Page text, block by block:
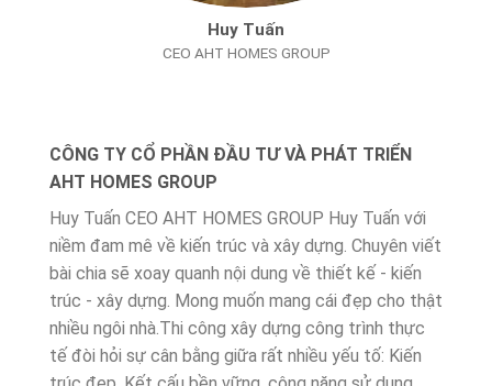
Huy Tuấn
CEO AHT HOMES GROUP
CÔNG TY CỔ PHẦN ĐẦU TƯ VÀ PHÁT TRIỂN
AHT HOMES GROUP
Huy Tuấn CEO AHT HOMES GROUP Huy Tuấn với
niềm đam mê về kiến trúc và xây dựng. Chuyên viết
bài chia sẽ xoay quanh nội dung về thiết kế - kiến
trúc - xây dựng. Mong muốn mang cái đẹp cho thật
nhiều ngôi nhà.Thi công xây dựng công trình thực
tế đòi hỏi sự cân bằng giữa rất nhiều yếu tố: Kiến